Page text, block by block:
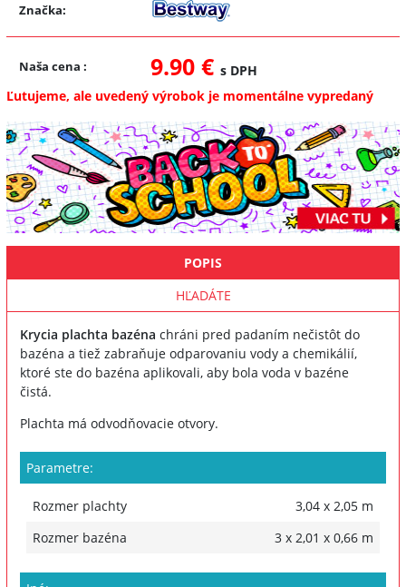
Značka:
Naša cena : 9.90 € s DPH
Ľutujeme, ale uvedený výrobok je momentálne vypredaný
POPIS
HĽADÁTE
Krycia plachta bazéna chráni pred padaním nečistôt do
bazéna a tiež zabraňuje odparovaniu vody a chemikálií,
ktoré ste do bazéna aplikovali, aby bola voda v bazéne
čistá.
Plachta má odvodňovacie otvory.
Parametre:
Rozmer plachty
3,04 x 2,05 m
Rozmer bazéna
3 x 2,01 x 0,66 m